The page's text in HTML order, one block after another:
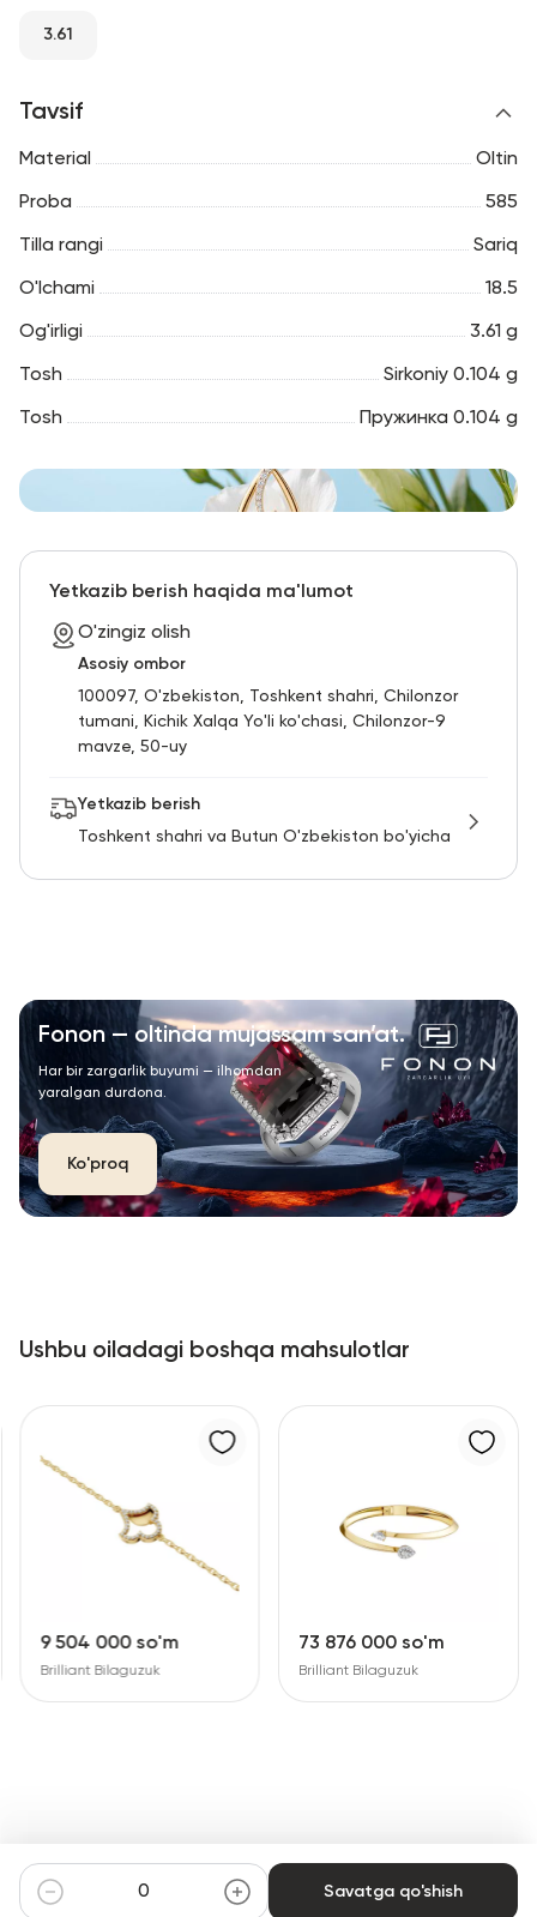
3.61
Tavsif
Material Oltin
Proba 585
Tilla rangi Sariq
O'lchami 18.5
Og'irligi 3.61 g
Tosh Sirkoniy 0.104 g
Tosh Пружинка 0.104 g
Yetkazib berish haqida ma'lumot
O'zingiz olish
Asosiy ombor
100097, O'zbekiston, Toshkent shahri, Chilonzor
tumani, Kichik Xalqa Yo'li ko'chasi, Chilonzor-9
mavze, 50-uy
Yetkazib berish
Toshkent shahri va Butun O'zbekiston bo'yicha
Savatga qo'shish
Fonon — oltinda mujassam san’at.
Har bir zargarlik buyumi — ilhomdan
yaralgan durdona.
Ko'proq
Ushbu oiladagi boshqa mahsulotlar
9 504 000 so'm
Brilliant Bilaguzuk
73 876 000 so'm
Brilliant Bilaguzuk